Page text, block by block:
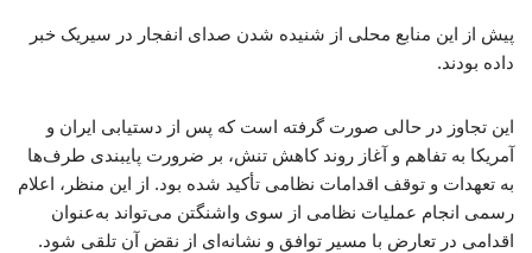
پیش از این منابع محلی از شنیده شدن صدای انفجار در سیریک خبر
داده بودند.
این تجاوز در حالی صورت گرفته است که پس از دستیابی ایران و
آمریکا به تفاهم و آغاز روند کاهش تنش، بر ضرورت پایبندی طرف‌ها
به تعهدات و توقف اقدامات نظامی تأکید شده بود. از این منظر، اعلام
رسمی انجام عملیات نظامی از سوی واشنگتن می‌تواند به‌عنوان
اقدامی در تعارض با مسیر توافق و نشانه‌ای از نقض آن تلقی شود.